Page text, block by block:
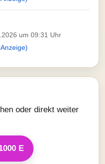
um 09:31 Uhr
oder direkt weiter
E